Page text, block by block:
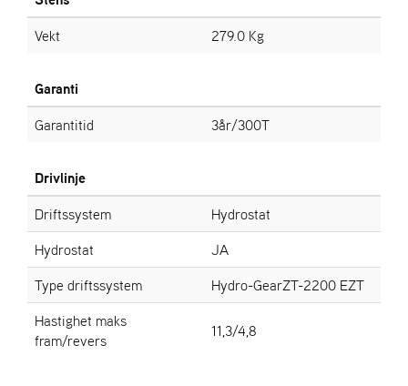
Vekt
279.0 Kg
Garanti
Garantitid
3år/300T
Drivlinje
Driftssystem
Hydrostat
Hydrostat
JA
Type driftssystem
Hydro-GearZT-2200 EZT
Hastighet maks
fram/revers
11,3/4,8